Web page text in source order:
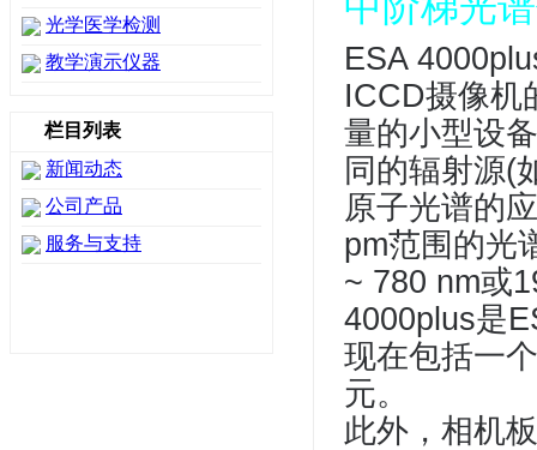
光学医学检测
教学演示仪器
栏目列表
新闻动态
公司产品
服务与支持
ESA
ICCD摄像机
量的小型设
同的辐射源(
原子光谱的
pm范围的光
~ 780 nm或
4000plus是
现在包括一
元。
此外，相机